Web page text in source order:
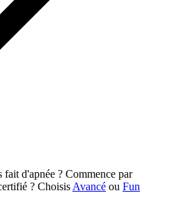
fait d'apnée ? Commence par
? Choisis Avancé ou Fun